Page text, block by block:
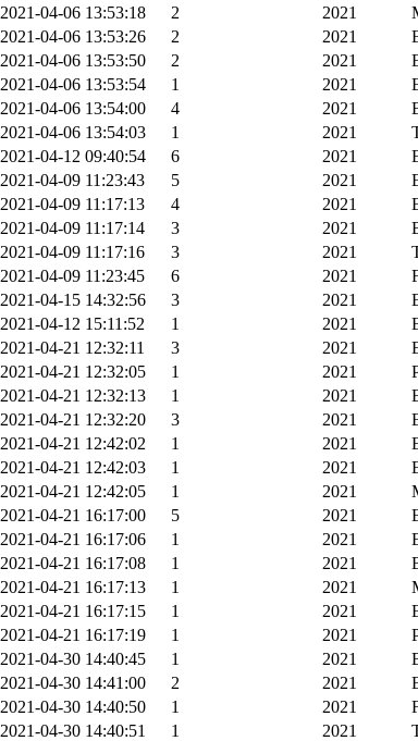
2021-04-06 13:53:18 2 2021
2021-04-06 13:53:26 2 2021
2021-04-06 13:53:50 2 2021
2021-04-06 13:53:54 1 2021
2021-04-06 13:54:00 4 2021
2021-04-06 13:54:03 1 2021
2021-04-12 09:40:54 6 2021
2021-04-09 11:23:43 5 2021
2021-04-09 11:17:13 4 2021
2021-04-09 11:17:14 3 2021
2021-04-09 11:17:16 3 2021
2021-04-09 11:23:45 6 2021
2021-04-15 14:32:56 3 2021
2021-04-12 15:11:52 1 2021
2021-04-21 12:32:11 3 2021
2021-04-21 12:32:05 1 2021
2021-04-21 12:32:13 1 2021
2021-04-21 12:32:20 3 2021
2021-04-21 12:42:02 1 2021
2021-04-21 12:42:03 1 2021
2021-04-21 12:42:05 1 2021
2021-04-21 16:17:00 5 2021
2021-04-21 16:17:06 1 2021
2021-04-21 16:17:08 1 2021
2021-04-21 16:17:13 1 2021
2021-04-21 16:17:15 1 2021
2021-04-21 16:17:19 1 2021
2021-04-30 14:40:45 1 2021
2021-04-30 14:41:00 2 2021
2021-04-30 14:40:50 1 2021
2021-04-30 14:40:51 1 2021